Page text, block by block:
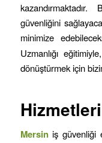
güvenliğini
minimize
Uzmanlığı
dönüştürmek için
Mersiniş güvenliği